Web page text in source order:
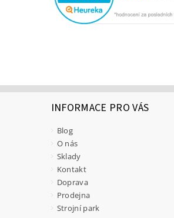
INFORMACE PRO VÁS
Blog
O nás
Sklady
Kontakt
Doprava
Prodejna
Strojní park